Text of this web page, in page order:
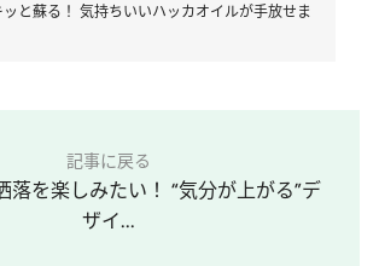
と蘇る！ 気持ちいいハッカオイルが手放せま
記事に戻る
落を楽しみたい！ “気分が上がる”デ
ザイ...